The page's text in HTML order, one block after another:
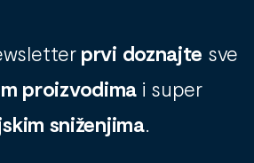
prvi doznajte sve
proizvodima i super
sniženjima.